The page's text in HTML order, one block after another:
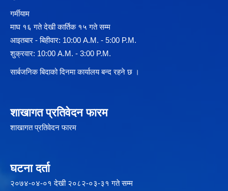
गर्मीयाम
माघ १६ गते देखी कार्तिक १५ गते सम्म
आइतबार - बिहीवार: 10:00 A.M. - 5:00 P.M.
शुक्रवार: 10:00 A.M. - 3:00 P.M.
सार्बजनिक बिदाको दिनमा कार्यालय बन्द रहने छ ।
शाखागत प्रतिवेदन फारम
शाखागत प्रतिवेदन फारम
घटना दर्ता
२‍०७४-०४-०१ देखी २०८२-०३-३१ गते सम्म